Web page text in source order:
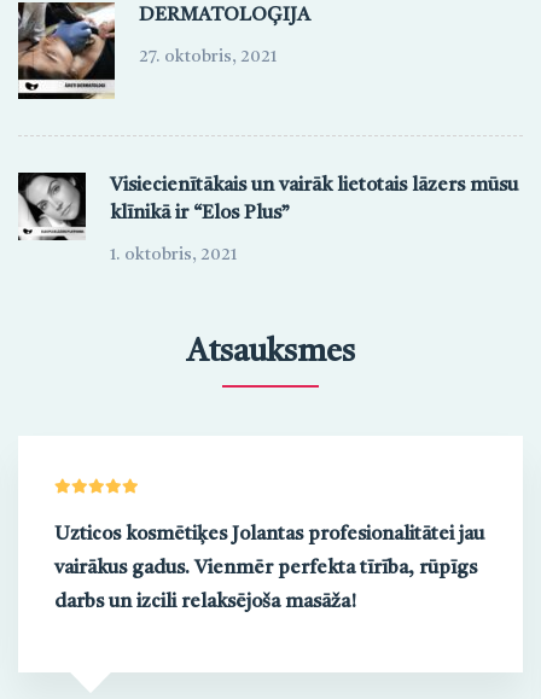
DERMATOLOĢIJA
27. oktobris, 2021
Visiecienītākais un vairāk lietotais lāzers mūsu
klīnikā ir “Elos Plus”
1. oktobris, 2021
Atsauksmes
Uzticos kosmētiķes Jolantas profesionalitātei jau
vairākus gadus. Vienmēr perfekta tīrība, rūpīgs
darbs un izcili relaksējoša masāža!